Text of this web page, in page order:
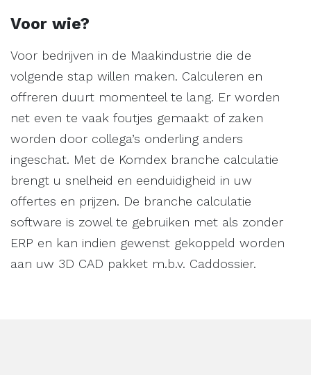
Voor wie?
Voor bedrijven in de Maakindustrie die de
volgende stap willen maken. Calculeren en
offreren duurt momenteel te lang. Er worden
net even te vaak foutjes gemaakt of zaken
worden door collega’s onderling anders
ingeschat. Met de Komdex branche calculatie
brengt u snelheid en eenduidigheid in uw
offertes en prijzen. De branche calculatie
software is zowel te gebruiken met als zonder
ERP en kan indien gewenst gekoppeld worden
aan uw 3D CAD pakket m.b.v. Caddossier.